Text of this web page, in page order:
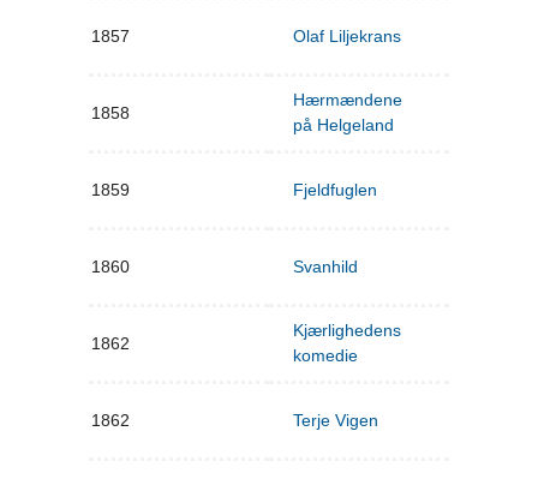
1857 Olaf Liljekrans
1858
Hærmændene
på Helgeland
1859 Fjeldfuglen
1860 Svanhild
1862
Kjærlighedens
komedie
1862 Terje Vigen